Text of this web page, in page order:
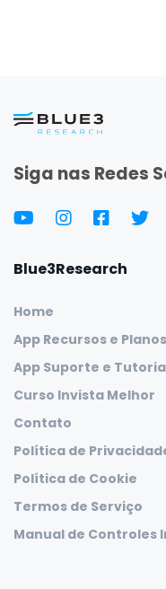
Siga nas Redes
Blue3Research
Home
App Recursos e Planos
App Suporte e
Curso Invista Melhor
Contato
Política de
Política de Cookie
Termos de Serviço
Manual de Controles